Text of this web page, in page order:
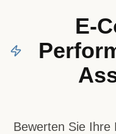
E-
Bewerten Sie Ihre